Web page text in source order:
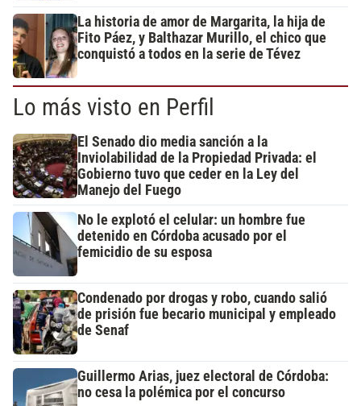
La historia de amor de Margarita, la hija de
Fito Páez, y Balthazar Murillo, el chico que
conquistó a todos en la serie de Tévez
Lo más visto en Perfil
El Senado dio media sanción a la
Inviolabilidad de la Propiedad Privada: el
Gobierno tuvo que ceder en la Ley del
Manejo del Fuego
No le explotó el celular: un hombre fue
detenido en Córdoba acusado por el
femicidio de su esposa
Condenado por drogas y robo, cuando salió
de prisión fue becario municipal y empleado
de Senaf
Guillermo Arias, juez electoral de Córdoba:
no cesa la polémica por el concurso